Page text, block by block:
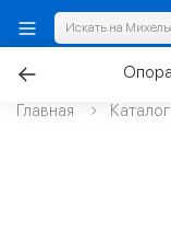
Главная Каталог